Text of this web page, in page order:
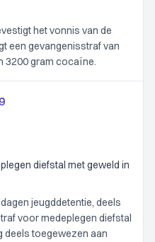
het vonnis van de
een gevangenisstraf van
3200 gram cocaïne.
diefstal met geweld in
jeugddetentie, deels
voor medeplegen diefstal
deels toegewezen aan